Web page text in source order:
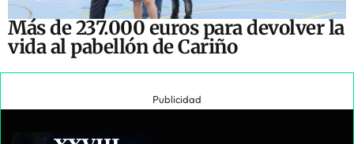
Más de 237.000 euros para devolver la
vida al pabellón de Cariño
Publicidad